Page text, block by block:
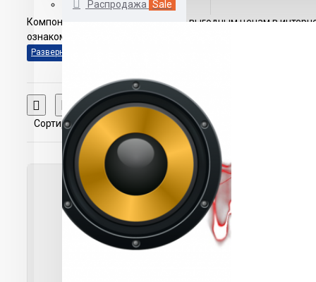
Распродажа Sale
IS 165TOY Focal
IS
165VW Focal
ISU165 Focal
ISU690 Focal
NSE-CS607
Nakamichi
NSE-CS617 Nakamichi
OPTIFORD6 VIBE
PRO-Line II
PWR-16.2 Challenger
PRO 6.5 AMP
PS165FE Focal
Prima APK 130
Prima APK 163 Kit
Prima APK 165 2 Ohm Kit
Prima APK 165 Kit
Prima APK 165 P Audison
RX-65CS KRAKEN prology
SD-
SP B6.2 Swat
Компонентная акустика по самым выгодным ценам в
ознакомиться с ценами, отзывами, фотографиями и
Сравнение товаров
Сортировка: